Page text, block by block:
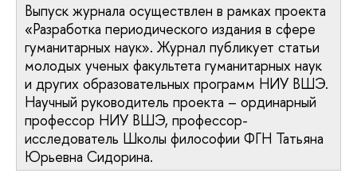
Выпуск журнала осуществлен в рамках проекта
«Разработка периодического издания в сфере
гуманитарных наук». Журнал публикует статьи
молодых ученых факультета гуманитарных наук
и других образовательных программ НИУ ВШЭ.
Научный руководитель проекта – ординарный
профессор НИУ ВШЭ, профессор-
исследователь Школы философии ФГН Татьяна
Юрьевна Сидорина.